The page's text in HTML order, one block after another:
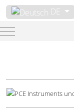
Sprache auswählen
DE
Mobile Menu Toggle